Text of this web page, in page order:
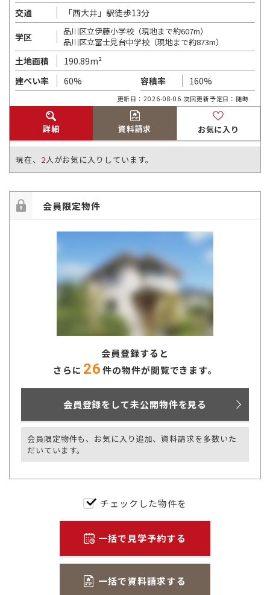
交通 「西大井」駅徒歩13分
学区
品川区立伊藤小学校（現地まで約607m）
品川区立冨士見台中学校（現地まで約873m）
土地面積
190.89m²
建ぺい率
60% 容積率 160%
更新日：2026-08-06 次回更新予定日：随時
詳細 資料請求 お気に入り
現在、 2人がお気に入りしています。
会員限定物件
会員登録すると
さらに 26 件の物件が閲覧できます。
会員登録をして未公開物件を見る
会員限定物件も、お気に入り追加、資料請求を多数いた
だいています。
チェックした物件を
一括で見学予約する
一括で資料請求する